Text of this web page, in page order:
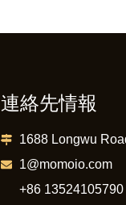
連絡先情報
1688 Longwu
1@momoio.com
+86 13524105790